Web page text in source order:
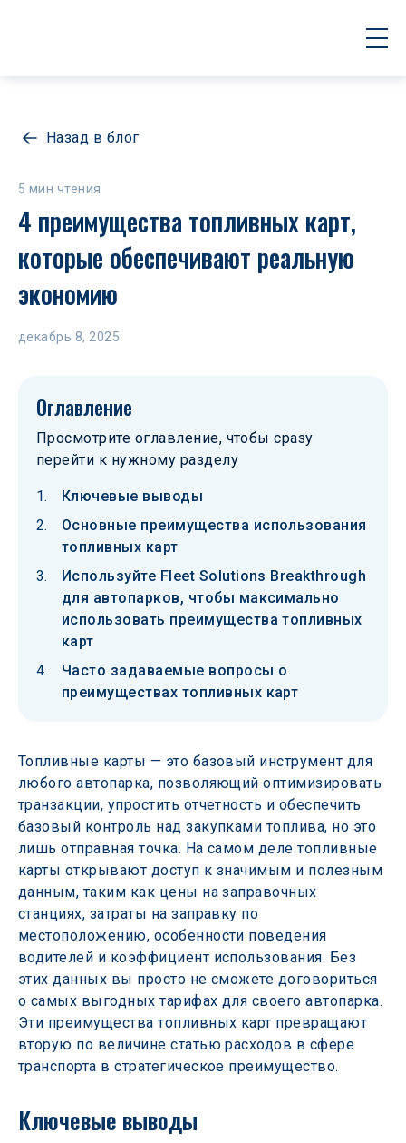
Назад в блог
5 мин чтения
4 преимущества топливных карт,
которые обеспечивают реальную
экономию
декабрь 8, 2025
Оглавление
Просмотрите оглавление, чтобы сразу
перейти к нужному разделу
Ключевые выводы
Основные преимущества использования
топливных карт
Используйте Fleet Solutions Breakthrough
для автопарков, чтобы максимально
использовать преимущества топливных
карт
Часто задаваемые вопросы о
преимуществах топливных карт
Топливные карты — это базовый инструмент для
любого автопарка, позволяющий оптимизировать
транзакции, упростить отчетность и обеспечить
базовый контроль над закупками топлива, но это
лишь отправная точка. На самом деле топливные
карты открывают доступ к значимым и полезным
данным, таким как цены на заправочных
станциях, затраты на заправку по
местоположению, особенности поведения
водителей и коэффициент использования. Без
этих данных вы просто не сможете договориться
о самых выгодных тарифах для своего автопарка.
Эти преимущества топливных карт превращают
вторую по величине статью расходов в сфере
транспорта в стратегическое преимущество.
Ключевые выводы